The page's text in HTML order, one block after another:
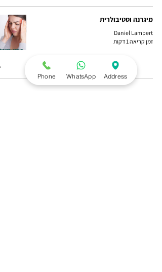
מיגרנה וסטיבולרית
Daniel Lampert
זמן קריאה 1 דקות
Phone WhatsApp Address